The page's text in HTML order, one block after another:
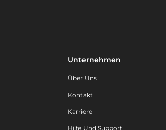
Unternehmen
Über Uns
Kontakt
Karriere
Hilfe Und Support